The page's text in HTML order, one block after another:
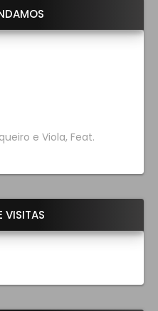
e Viola, Feat.
VISITAS